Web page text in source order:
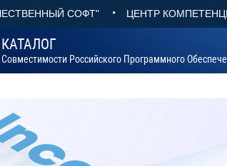
СОФТ" • ЦЕНТР
КАТАЛОГ
Совместимости Российского Программного